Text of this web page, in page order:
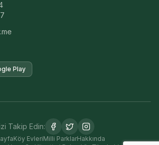
Play
Takip Edin:
Köy EvleriMilli ParklarHakkında